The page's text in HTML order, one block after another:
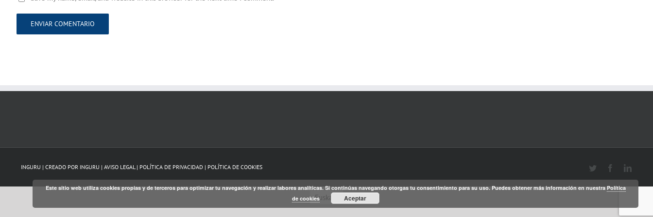
INGURU | CREADO POR INGURU |AVISO LEGAL | POLÍTICA DE PRIVACIDAD | POLÍTICA DE COOKIES Twitter Facebook
Euskara
Este sitio web utiliza cookies propias y de terceros para optimizar tu navegación y realizar labores analíticas. Si continúas navegando otorgas tu consentimiento para su uso. Puedes obtener más información en nuestraPolítica
de cookies
Aceptar